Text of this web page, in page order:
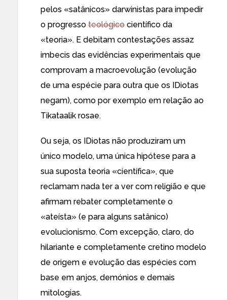
pelos «satânicos» darwinistas para impedir
o progresso teológico científico da
«teoria». E debitam contestações assaz
imbecis das evidências experimentais que
comprovam a macroevolução (evolução
de uma espécie para outra que os IDiotas
negam), como por exemplo em relação ao
Tikataalik rosae.
Ou seja, os IDiotas não produziram um
único modelo, uma única hipótese para a
sua suposta teoria «científica», que
reclamam nada ter a ver com religião e que
afirmam rebater completamente o
«ateísta» (e para alguns satânico)
evolucionismo. Com excepção, claro, do
hilariante e completamente cretino modelo
de origem e evolução das espécies com
base em anjos, demónios e demais
mitologias.